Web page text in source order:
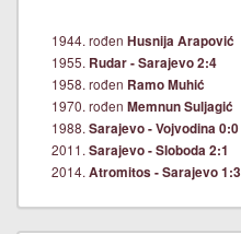
1944. rođen Husnija Arapović
1955. Rudar - Sarajevo 2:4
1958. rođen Ramo Muhić
1970. rođen Memnun Suljagić
1988. Sarajevo - Vojvodina 0:0
2011. Sarajevo - Sloboda 2:1
2014. Atromitos - Sarajevo 1:3